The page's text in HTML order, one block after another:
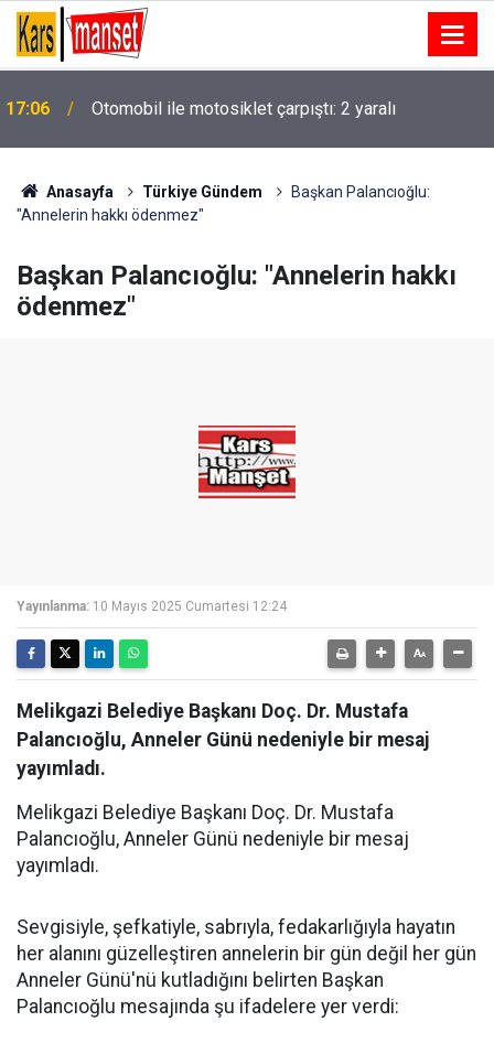
17:04
Olarak Atandı
Anasayfa Türkiye Gündem
Başkan Palancıoğlu:
"Annelerin hakkı ödenmez"
Başkan Palancıoğlu: "Annelerin hakkı
ödenmez"
Yayınlanma: 10 Mayıs 2025 Cumartesi 12:24
Melikgazi Belediye Başkanı Doç. Dr. Mustafa
Palancıoğlu, Anneler Günü nedeniyle bir mesaj
yayımladı.
Melikgazi Belediye Başkanı Doç. Dr. Mustafa
Palancıoğlu, Anneler Günü nedeniyle bir mesaj
yayımladı.
Sevgisiyle, şefkatiyle, sabrıyla, fedakarlığıyla hayatın
her alanını güzelleştiren annelerin bir gün değil her gün
Anneler Günü'nü kutladığını belirten Başkan
Palancıoğlu mesajında şu ifadelere yer verdi: